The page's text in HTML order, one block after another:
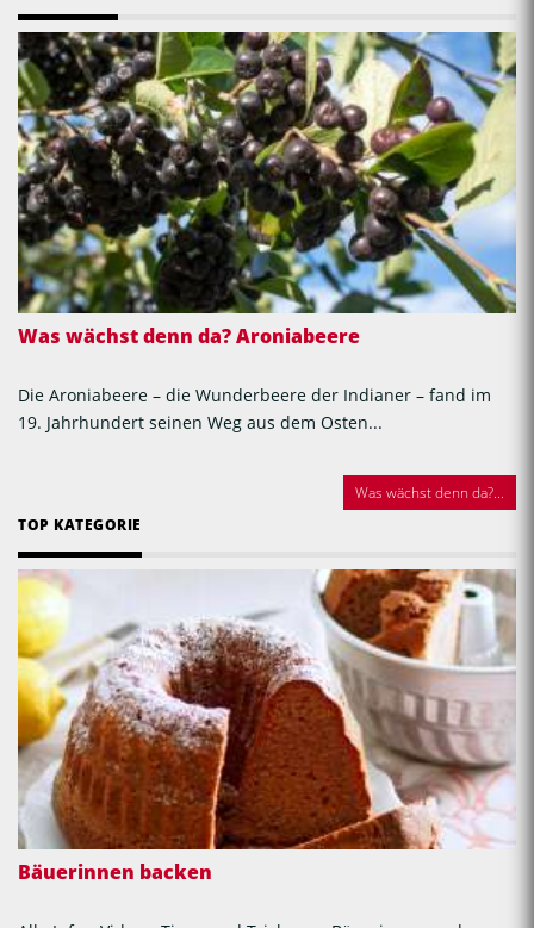
Was wächst denn da? Aroniabeere
Die Aroniabeere – die Wunderbeere der Indianer – fand im
19. Jahrhundert seinen Weg aus dem Osten...
Was wächst denn da?...
TOP KATEGORIE
Bäuerinnen backen